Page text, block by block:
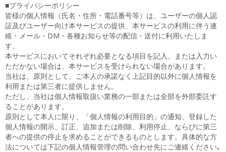
■プライバシーポリシー
皆様の個人情報（氏名・住所・電話番号等）は、ユーザーの個人認
証及びユーザー向け本サービスの提供、本サービスの利用に伴う連
絡・メール・DM・各種お知らせ等の配信・送付に利用いたしま
す。
本サービスにおいてそれぞれ必要となる項目を記入、または入力い
ただかない場合は、本サービスを受けられない場合があります。
当社は、原則として、ご本人の承諾なく上記目的以外に個人情報を
利用または第三者に提供しません。
ただし、当社は個人情報取扱い業務の一部または全部を外部委託す
ることがあります。
原則として本人に限り、「個人情報の利用目的」の通知、登録した
個人情報の開示、訂正、追加または削除、利用停止、ならびに第三
者への提供の停止を求めることができるものとします。具体的な方
法については下記の個人情報管理の問い合わせ先にご連絡ください｡